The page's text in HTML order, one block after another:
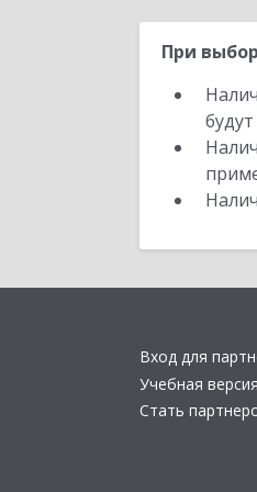
При
Вход для
Учебная версия
Стать